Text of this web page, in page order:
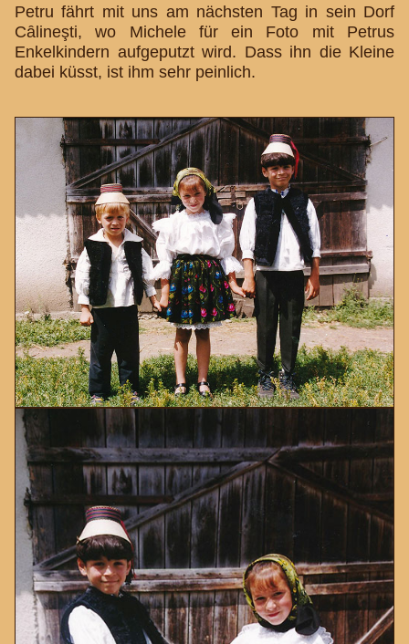
Petru fährt mit uns am nächsten Tag in sein Dorf
Cȃlineşti, wo Michele für ein Foto mit Petrus
Enkelkindern aufgeputzt wird. Dass ihn die Kleine
dabei küsst, ist ihm sehr peinlich.